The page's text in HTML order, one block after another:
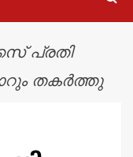
പ്രതി
തകർത്തു